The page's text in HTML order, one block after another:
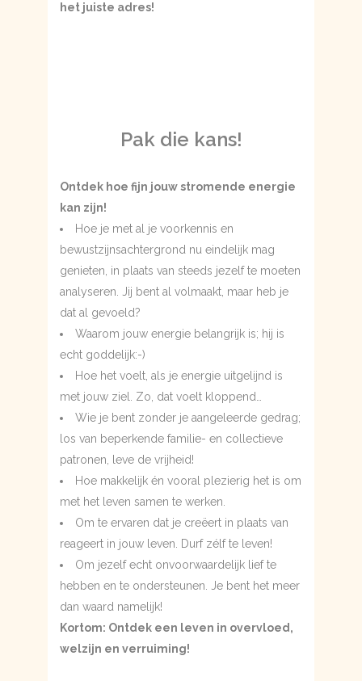
het juiste adres!
Pak die kans!
Ontdek hoe fijn jouw stromende energie
kan zijn!
Hoe je met al je voorkennis en
bewustzijnsachtergrond nu eindelijk mag
genieten, in plaats van steeds jezelf te moeten
analyseren. Jij bent al volmaakt, maar heb je
dat al gevoeld?
Waarom jouw energie belangrijk is; hij is
echt goddelijk:-)
Hoe het voelt, als je energie uitgelijnd is
met jouw ziel. Zo, dat voelt kloppend…
Wie je bent zonder je aangeleerde gedrag;
los van beperkende familie- en collectieve
patronen, leve de vrijheid!
Hoe makkelijk én vooral plezierig het is om
met het leven samen te werken.
Om te ervaren dat je creëert in plaats van
reageert in jouw leven. Durf zélf te leven!
Om jezelf echt onvoorwaardelijk lief te
hebben en te ondersteunen. Je bent het meer
dan waard namelijk!
Kortom: Ontdek een leven in overvloed,
welzijn en verruiming!